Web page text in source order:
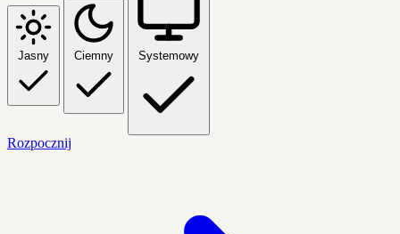
Jasny Ciemny Systemowy
Rozpocznij